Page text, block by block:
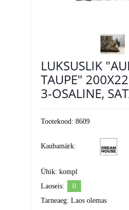
LUKSUSLIK
TAUPE"
3-OSALINE,
Tootekood: 8609
Kaubamärk:
Ühik: kompl
Laoseis:
0
Tarneaeg: Laos olemas